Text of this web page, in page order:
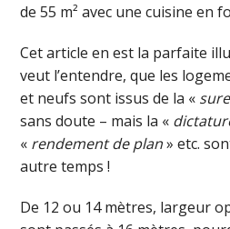
de 55 m² avec une cuisine en
Cet article en est la parfaite
veut l’entendre, que les
et neufs sont issus de la «
sans doute – mais la «
« rendement de plan» etc.
autre temps !
De 12 ou 14 mètres, largeur